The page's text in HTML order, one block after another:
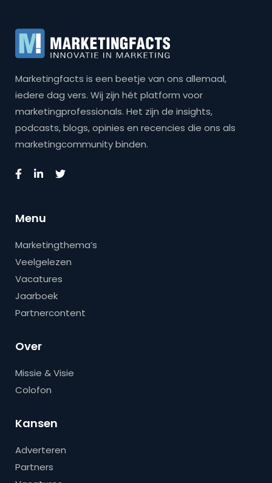
Marketingfacts is een beetje van ons allemaal,
iedere dag vers. Wij zijn hét platform voor
marketingprofessionals. Het zijn de insights,
podcasts, blogs, opinies en recencies die ons als
marketingcommunity binden.
Menu
Marketingthema’s
Veelgelezen
Vacatures
Jaarboek
Partnercontent
Over
Missie & Visie
Colofon
Kansen
Adverteren
Partners